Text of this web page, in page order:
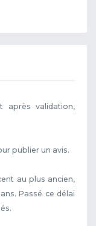
après validation,
publier un avis.
au plus ancien,
Passé ce délai